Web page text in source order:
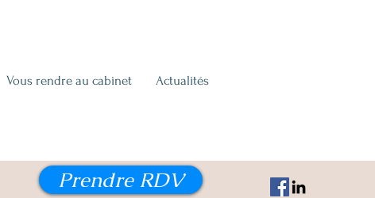
Vous rendre au cabinet Actualités
Prendre RDV